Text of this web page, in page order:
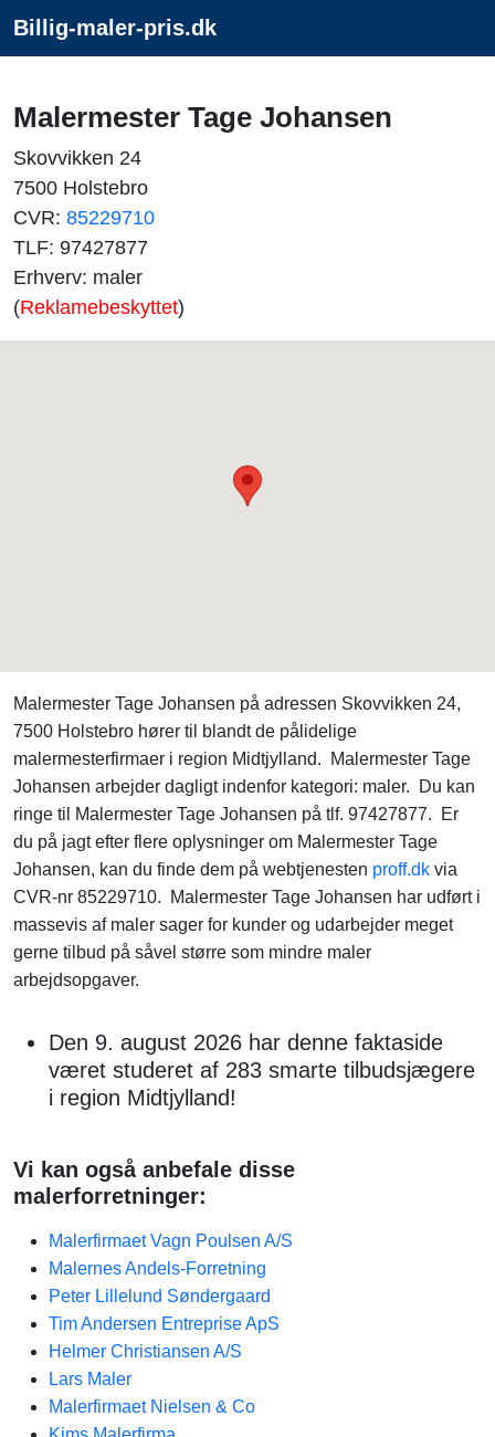
Billig-maler-pris.dk
Malermester Tage Johansen
Skovvikken 24
7500 Holstebro
CVR: 85229710
TLF: 97427877
Erhverv: maler
(Reklamebeskyttet)
Malermester Tage Johansen på adressen Skovvikken 24,
7500 Holstebro hører til blandt de pålidelige
malermesterfirmaer i region Midtjylland. Malermester Tage
Johansen arbejder dagligt indenfor kategori: maler. Du kan
ringe til Malermester Tage Johansen på tlf. 97427877. Er
du på jagt efter flere oplysninger om Malermester Tage
Johansen, kan du finde dem på webtjenesten proff.dk via
CVR-nr 85229710. Malermester Tage Johansen har udført i
massevis af maler sager for kunder og udarbejder meget
gerne tilbud på såvel større som mindre maler
arbejdsopgaver.
Den 9. august 2026 har denne faktaside
været studeret af 283 smarte tilbudsjægere
i region Midtjylland!
Vi kan også anbefale disse
malerforretninger:
Malerfirmaet Vagn Poulsen A/S
Malernes Andels-Forretning
Peter Lillelund Søndergaard
Tim Andersen Entreprise ApS
Helmer Christiansen A/S
Lars Maler
Malerfirmaet Nielsen & Co